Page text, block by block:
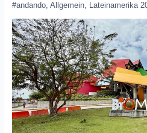
#andando, Allgemein, Lateinamerika